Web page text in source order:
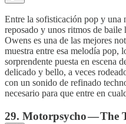
Entre la sofisticación pop y una
reposado y unos ritmos de
Owens es una de las mejores
muestra entre esa melodía pop,
sorprendente puesta en escena
delicado y bello, a veces
con un sonido de refinado
necesario para que entre en
29. Motorpsycho — The